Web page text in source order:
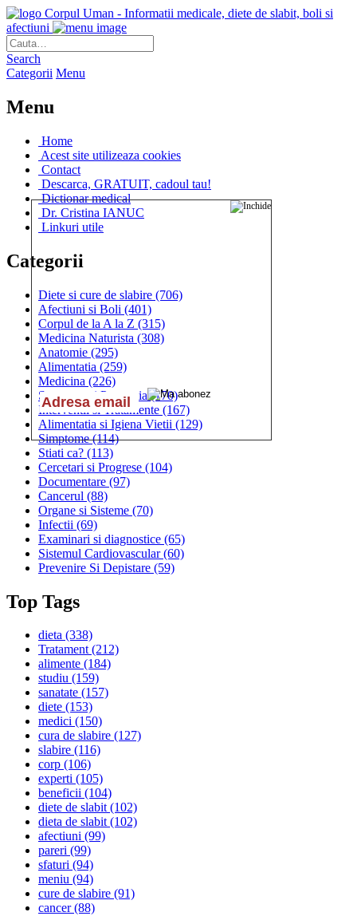
Corpul Uman - Informatii medicale, diete de slabit, boli si
afectiuni
Search
Categorii Menu
Menu
Home
Acest site utilizeaza cookies
Contact
Descarca, GRATUIT, cadoul tau!
Dictionar medical
Dr. Cristina IANUC
Linkuri utile
Categorii
Diete si cure de slabire (706)
Afectiuni si Boli (401)
Corpul de la A la Z (315)
Medicina Naturista (308)
Anatomie (295)
Alimentatia (259)
Medicina (226)
Sanatatea si Preventia(170)
Interventii si Tratamente (167)
Alimentatia si Igiena Vietii (129)
Simptome(114)
Stiati ca? (113)
Cercetari si Progrese (104)
Documentare (97)
Cancerul (88)
Organe si Sisteme (70)
Infectii (69)
Examinari si diagnostice (65)
Sistemul Cardiovascular(60)
Prevenire Si Depistare (59)
Top Tags
dieta (338)
Tratament(212)
alimente (184)
studiu (159)
sanatate (157)
diete (153)
medici (150)
cura de slabire (127)
slabire (116)
corp (106)
experti (105)
beneficii (104)
diete de slabit(102)
dieta de slabit(102)
afectiuni (99)
pareri (99)
sfaturi (94)
meniu (94)
cure de slabire (91)
cancer(88)